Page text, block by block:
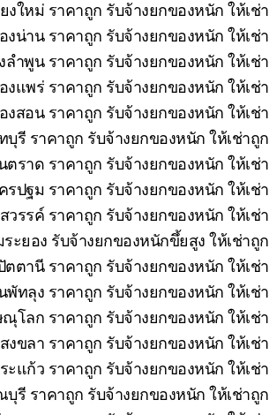
งใหม่ ราคาถูก รับจ้างยกของหนัก ให้เช่า
งน่าน ราคาถูก รับจ้างยกของหนัก ให้เช่า
ลำพูน ราคาถูก รับจ้างยกของหนัก ให้เช่า
งแพร่ ราคาถูก รับจ้างยกของหนัก ให้เช่า
งสอน ราคาถูก รับจ้างยกของหนัก ให้เช่า
บุรี ราคาถูก รับจ้างยกของหนัก ให้เช่าถูก
ตราด ราคาถูก รับจ้างยกของหนัก ให้เช่า
รปฐม ราคาถูก รับจ้างยกของหนัก ให้เช่า
วรรค์ ราคาถูก รับจ้างยกของหนัก ให้เช่า
ะยอง รับจ้างยกของหนักขึ้ยสูง ให้เช่าถูก
ตตานี ราคาถูก รับจ้างยกของหนัก ให้เช่า
พัทลุง ราคาถูก รับจ้างยกของหนัก ให้เช่า
โลก ราคาถูก รับจ้างยกของหนัก ให้เช่า
งขลา ราคาถูก รับจ้างยกของหนัก ให้เช่า
ะแก้ว ราคาถูก รับจ้างยกของหนัก ให้เช่า
บุรี ราคาถูก รับจ้างยกของหนัก ให้เช่าถูก